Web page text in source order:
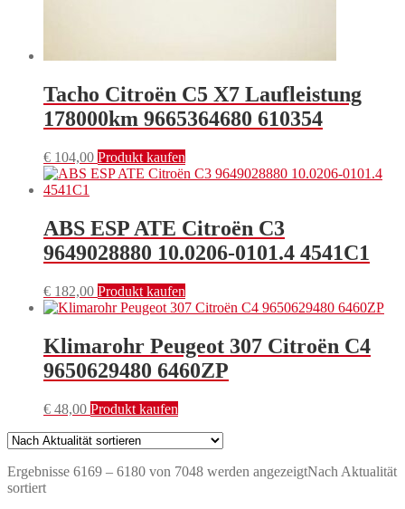
Tacho Citroën C5 X7 Laufleistung
178000km 9665364680 610354
€ 104,00 Produkt kaufen
ABS ESP ATE Citroën C3
9649028880 10.0206-0101.4 4541C1
€ 182,00 Produkt kaufen
Klimarohr Peugeot 307 Citroën C4
9650629480 6460ZP
€ 48,00 Produkt kaufen
Ergebnisse 6169 – 6180 von 7048 werden angezeigtNach Aktualität
sortiert